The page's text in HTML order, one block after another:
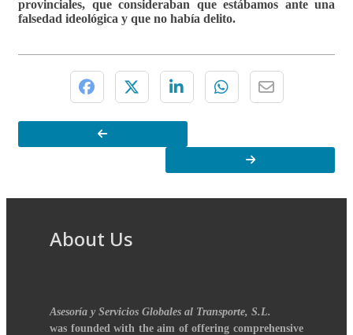
provinciales, que consideraban que estábamos ante una
falsedad ideológica y que no había delito.
About Us
Asesoría y Servicios Globales al Transporte, S.L.
was founded with the aim of offering comprehensive